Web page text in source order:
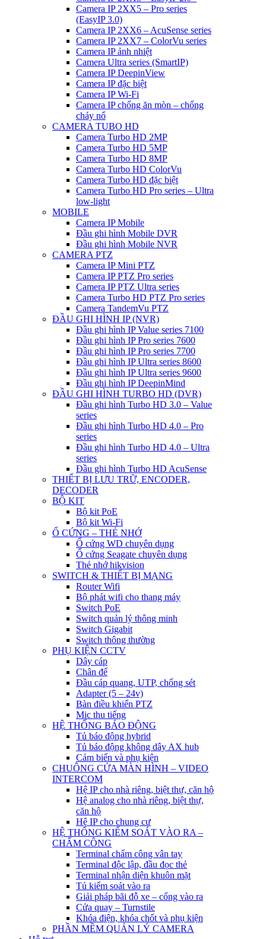
Camera IP 2XX5 – Pro series
(EasyIP 3.0)
Camera IP 2XX6 – AcuSense series
Camera IP 2XX7 – ColorVu series
Camera IP ảnh nhiệt
Camera Ultra series (SmartIP)
Camera IP DeepinView
Camera IP đặc biệt
Camera IP Wi-Fi
Camera IP chống ăn mòn – chống
cháy nổ
CAMERA TUBO HD
Camera Turbo HD 2MP
Camera Turbo HD 5MP
Camera Turbo HD 8MP
Camera Turbo HD ColorVu
Camera Turbo HD đặc biệt
Camera Turbo HD Pro series – Ultra
low-light
MOBILE
Camera IP Mobile
Đầu ghi hình Mobile DVR
Đầu ghi hình Mobile NVR
CAMERA PTZ
Camera IP Mini PTZ
Camera IP PTZ Pro series
Camera IP PTZ Ultra series
Camera Turbo HD PTZ Pro series
Camera TandemVu PTZ
ĐẦU GHI HÌNH IP (NVR)
Đầu ghi hình IP Value series 7100
Đầu ghi hình IP Pro series 7600
Đầu ghi hình IP Pro series 7700
Đầu ghi hình IP Ultra series 8600
Đầu ghi hình IP Ultra series 9600
Đầu ghi hình IP DeepinMind
ĐẦU GHI HÌNH TURBO HD (DVR)
Đầu ghi hình Turbo HD 3.0 – Value
series
Đầu ghi hình Turbo HD 4.0 – Pro
series
Đầu ghi hình Turbo HD 4.0 – Ultra
series
Đầu ghi hình Turbo HD AcuSense
THIẾT BỊ LƯU TRỮ, ENCODER,
DECODER
BỘ KIT
Bộ kit PoE
Bộ kit Wi-Fi
Ổ CỨNG – THẺ NHỚ
Ổ cứng WD chuyên dụng
Ổ cứng Seagate chuyên dụng
Thẻ nhớ hikvision
SWITCH & THIẾT BỊ MẠNG
Router Wifi
Bộ phát wifi cho thang máy
Switch PoE
Switch quản lý thông minh
Switch Gigabit
Switch thông thường
PHỤ KIỆN CCTV
Dây cáp
Chân đế
Đầu cáp quang, UTP, chống sét
Adapter (5 – 24v)
Bàn điều khiển PTZ
Mic thu tiếng
HỆ THỐNG BÁO ĐỘNG
Tủ báo động hybrid
Tủ báo động không dây AX hub
Cảm biến và phụ kiện
CHUÔNG CỬA MÀN HÌNH – VIDEO
INTERCOM
Hệ IP cho nhà riêng, biệt thự, căn hộ
Hệ analog cho nhà riêng, biệt thự,
căn hộ
Hệ IP cho chung cư
HỆ THỐNG KIỂM SOÁT VÀO RA –
CHẤM CÔNG
Terminal chấm công vân tay
Terminal độc lập, đầu đọc thẻ
Terminal nhận diện khuôn mặt
Tủ kiểm soát vào ra
Giải pháp bãi đỗ xe – cổng vào ra
Cửa quay – Turnstile
Khóa điện, khóa chốt và phụ kiện
PHẦN MỀM QUẢN LÝ CAMERA